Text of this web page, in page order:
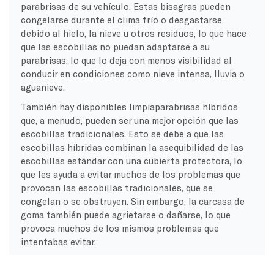
parabrisas de su vehículo. Estas bisagras pueden
congelarse durante el clima frío o desgastarse
debido al hielo, la nieve u otros residuos, lo que hace
que las escobillas no puedan adaptarse a su
parabrisas, lo que lo deja con menos visibilidad al
conducir en condiciones como nieve intensa, lluvia o
aguanieve.
También hay disponibles limpiaparabrisas híbridos
que, a menudo, pueden ser una mejor opción que las
escobillas tradicionales. Esto se debe a que las
escobillas híbridas combinan la asequibilidad de las
escobillas estándar con una cubierta protectora, lo
que les ayuda a evitar muchos de los problemas que
provocan las escobillas tradicionales, que se
congelan o se obstruyen. Sin embargo, la carcasa de
goma también puede agrietarse o dañarse, lo que
provoca muchos de los mismos problemas que
intentabas evitar.